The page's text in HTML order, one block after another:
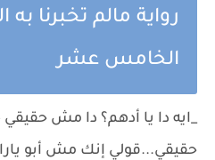
رواية مالم تخبرنا
الخامس عشر
_ايه دا يا أدهم؟ دا مش
حقيقي...قولي إنك مش أبو يارا